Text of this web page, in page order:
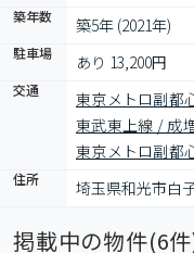
築年数 築5年 (2021年)
駐車場 あり 13,200円
交通 東京メトロ副都
東武東上線 / 成
東京メトロ副都
住所 埼玉県和光市白
掲載中の物件(6